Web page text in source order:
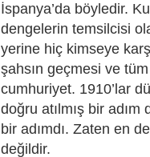
İspanya’da böyledir.
dengelerin temsilcisi
yerine hiç kimseye
şahsın geçmesi ve
cumhuriyet. 1910’lar
doğru atılmış bir adım
bir adımdı. Zaten en
değildir.